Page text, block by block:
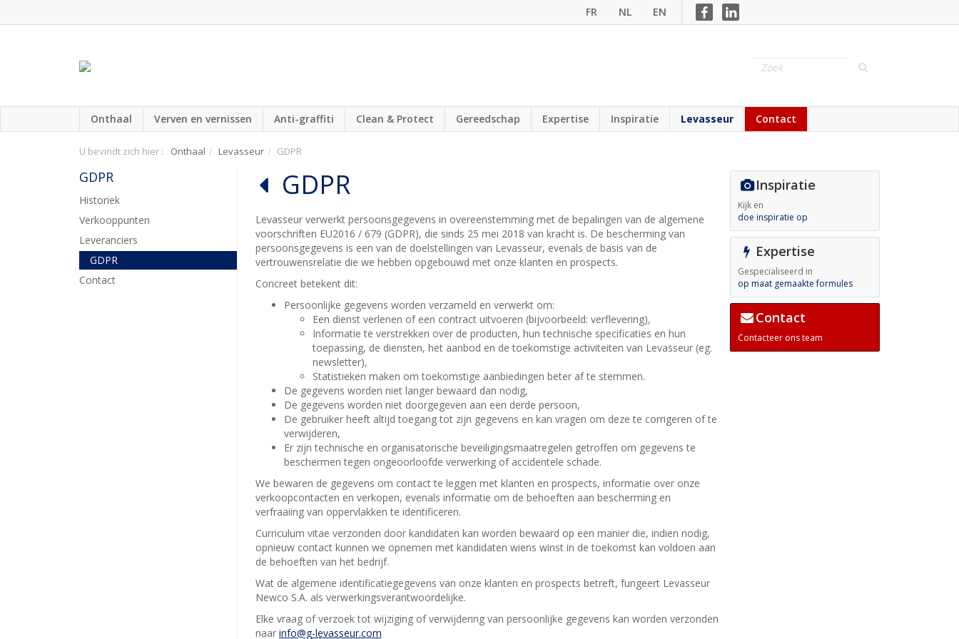
FR NL EN
Onthaal Verven en vernissen Anti-graffiti Clean & Protect Gereedschap Expertise Inspiratie Levasseur Contact
U bevindt zich hier : Onthaal Levasseur GDPR
GDPR
Levasseur verwerkt persoonsgegevens in overeenstemming met de bepalingen van de algemene
voorschriften EU2016 / 679 (GDPR), die sinds 25 mei 2018 van kracht is. De bescherming van
persoonsgegevens is een van de doelstellingen van Levasseur, evenals de basis van de
vertrouwensrelatie die we hebben opgebouwd met onze klanten en prospects.
Concreet betekent dit:
Persoonlijke gegevens worden verzameld en verwerkt om:
Een dienst verlenen of een contract uitvoeren (bijvoorbeeld: verflevering),
Informatie te verstrekken over de producten, hun technische specificaties en hun
toepassing, de diensten, het aanbod en de toekomstige activiteiten van Levasseur (eg.
newsletter),
Statistieken maken om toekomstige aanbiedingen beter af te stemmen.
De gegevens worden niet langer bewaard dan nodig,
De gegevens worden niet doorgegeven aan een derde persoon,
De gebruiker heeft altijd toegang tot zijn gegevens en kan vragen om deze te corrigeren of te
verwijderen,
Er zijn technische en organisatorische beveiligingsmaatregelen getroffen om gegevens te
beschermen tegen ongeoorloofde verwerking of accidentele schade.
We bewaren de gegevens om contact te leggen met klanten en prospects, informatie over onze
verkoopcontacten en verkopen, evenals informatie om de behoeften aan bescherming en
verfraaiing van oppervlakken te identificeren.
Curriculum vitae verzonden door kandidaten kan worden bewaard op een manier die, indien nodig,
opnieuw contact kunnen we opnemen met kandidaten wiens winst in de toekomst kan voldoen aan
de behoeften van het bedrijf.
Wat de algemene identificatiegegevens van onze klanten en prospects betreft, fungeert Levasseur
Newco S.A. als verwerkingsverantwoordelijke.
Elke vraag of verzoek tot wijziging of verwijdering van persoonlijke gegevens kan worden verzonden
naar info@g-levasseur.com
Inspiratie
Kijk en
doe inspiratie op
Expertise
Gespecialiseerd in
op maat gemaakte formules
Contact
Contacteer ons team
GDPR
Historiek
Verkooppunten
Leveranciers
GDPR
Contact